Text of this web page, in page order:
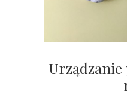
Urządzanie
–